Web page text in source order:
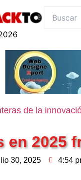
de la
en 2025
30, 2025 4:54